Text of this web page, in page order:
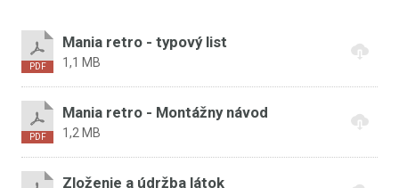
Mania retro - typový list
1,1 MB
Mania retro - Montážny návod
1,2 MB
Zloženie a údržba látok